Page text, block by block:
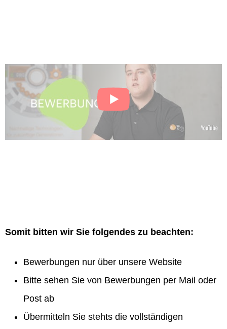
Somit bitten wir Sie folgendes zu beachten:
Bewerbungen nur über unsere Website
Bitte sehen Sie von Bewerbungen per Mail oder
Post ab
Übermitteln Sie stehts die vollständigen